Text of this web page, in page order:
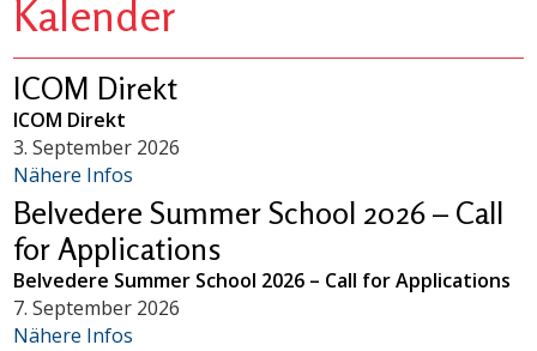
Kalender
ICOM Direkt
ICOM Direkt
3. September 2026
Nähere Infos
Belvedere Summer School 2026 – Call
for Applications
Belvedere Summer School 2026 – Call for Applications
7. September 2026
Nähere Infos